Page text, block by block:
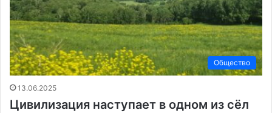
Общество
13.06.2025
Цивилизация наступает в одном из сёл